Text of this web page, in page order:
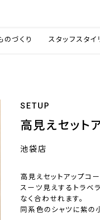
のづくり スタッフスタイ
SETUP
高見えセット
池袋店
高見えセットアップコ
スーツ見えするトラベ
なく合わせれます。
同系色のシャツに紫の